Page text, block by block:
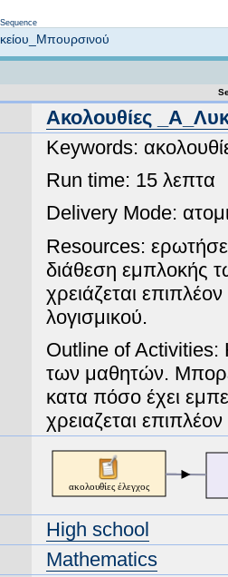
Ακολουθίες
Keywords:
Run time: 15 λεπτα
Delivery Mode:
Resources:
διάθεση εμπλοκής
χρειάζεται
λογισμικού.
Outline of Activities:
των μαθητών.
κατα πόσο έχει
χρειαζεται
High school
Mathematics